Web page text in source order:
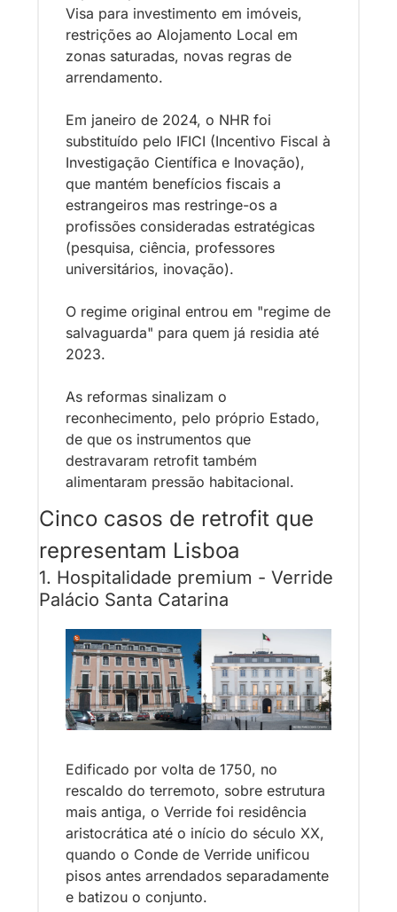
Visa para investimento em imóveis,
restrições ao Alojamento Local em
zonas saturadas, novas regras de
arrendamento.
Em janeiro de 2024, o NHR foi
substituído pelo IFICI (Incentivo Fiscal à
Investigação Científica e Inovação),
que mantém benefícios fiscais a
estrangeiros mas restringe-os a
profissões consideradas estratégicas
(pesquisa, ciência, professores
universitários, inovação).
O regime original entrou em "regime de
salvaguarda" para quem já residia até
2023.
As reformas sinalizam o
reconhecimento, pelo próprio Estado,
de que os instrumentos que
destravaram retrofit também
alimentaram pressão habitacional.
Cinco casos de retrofit que
representam Lisboa
1. Hospitalidade premium - Verride
Palácio Santa Catarina
Edificado por volta de 1750, no
rescaldo do terremoto, sobre estrutura
mais antiga, o Verride foi residência
aristocrática até o início do século XX,
quando o Conde de Verride unificou
pisos antes arrendados separadamente
e batizou o conjunto.